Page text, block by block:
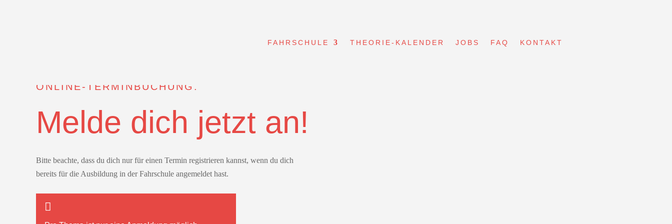
FAHRSCHULE THEORIE-KALENDER JOBS FAQ KONTAKT
ONLINE-TERMINBUCHUNG.
Melde dich jetzt an!
Bitte beachte, dass du dich nur für einen Termin registrieren kannst, wenn du dich
bereits für die Ausbildung in der Fahrschule angemeldet hast.